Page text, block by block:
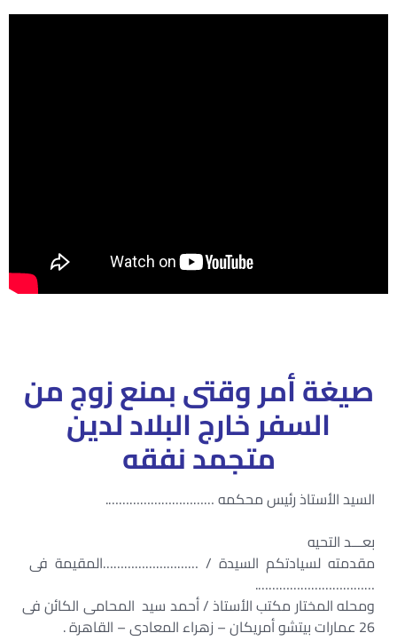
صيغة أمر وقتى بمنع زوج من
السفر خارج البلاد لدين
متجمد نفقه
السيد الأستاذ رئيس محكمه ………………………….
بعـــد التحيه
مقدمته لسيادتكم السيدة / ………………………المقيمة فى
…………………………….
ومحله المختار مكتب الأستاذ / أحمد سيد المحامى الكائن فى
26 عمارات بيتشو أمريكان – زهراء المعادى – القاهرة .